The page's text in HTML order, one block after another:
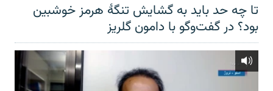
تا چه حد باید به گشایش تنگهٔ هرمز خوشبین
بود؟ در گفت‌وگو با دامون گلریز